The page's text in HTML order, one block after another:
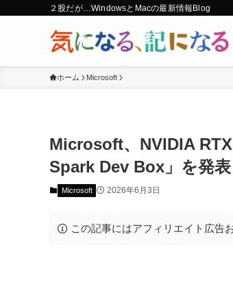
２股だが…WindowsとMacの最新情報Blog
ホーム Microsoft
Microsoft、NVIDIA
Spark Dev Box」を発表
Microsoft 2026年6月3日
この記事にはアフィリエイト広告